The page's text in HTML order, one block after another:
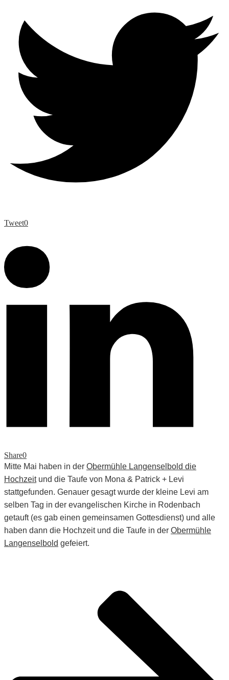
Tweet0
Share0
Mitte Mai haben in der Obermühle Langenselbold die
Hochzeitund die Taufe von Mona & Patrick + Levi
stattgefunden. Genauer gesagt wurde der kleine Levi am
selben Tag in der evangelischen Kirche in Rodenbach
getauft (es gab einen gemeinsamen Gottesdienst) und alle
haben dann die Hochzeit und die Taufe in der Obermühle
Langenselbold gefeiert.